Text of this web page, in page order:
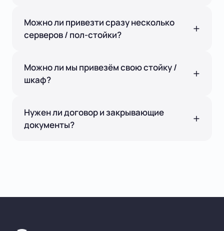
Можно ли привезти сразу несколько
серверов / пол-стойки?
Можно ли мы привезём свою стойку /
шкаф?
Нужен ли договор и закрывающие
документы?